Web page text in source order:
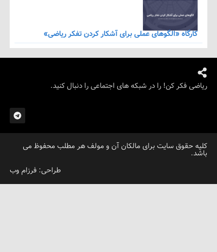
«الگوهای عملی برای آشکار کردن تفکر ریاضی»
کن! را در شبکه های اجتماعی را دنبال کنید.
سایت برای مالکان آن و مولف هر مطلب محفوظ می
طراحی: فرزام وب